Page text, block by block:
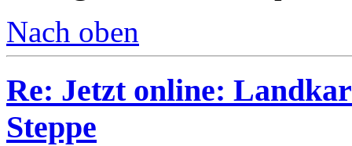
Nach oben
Re: Jetzt online:
Steppe